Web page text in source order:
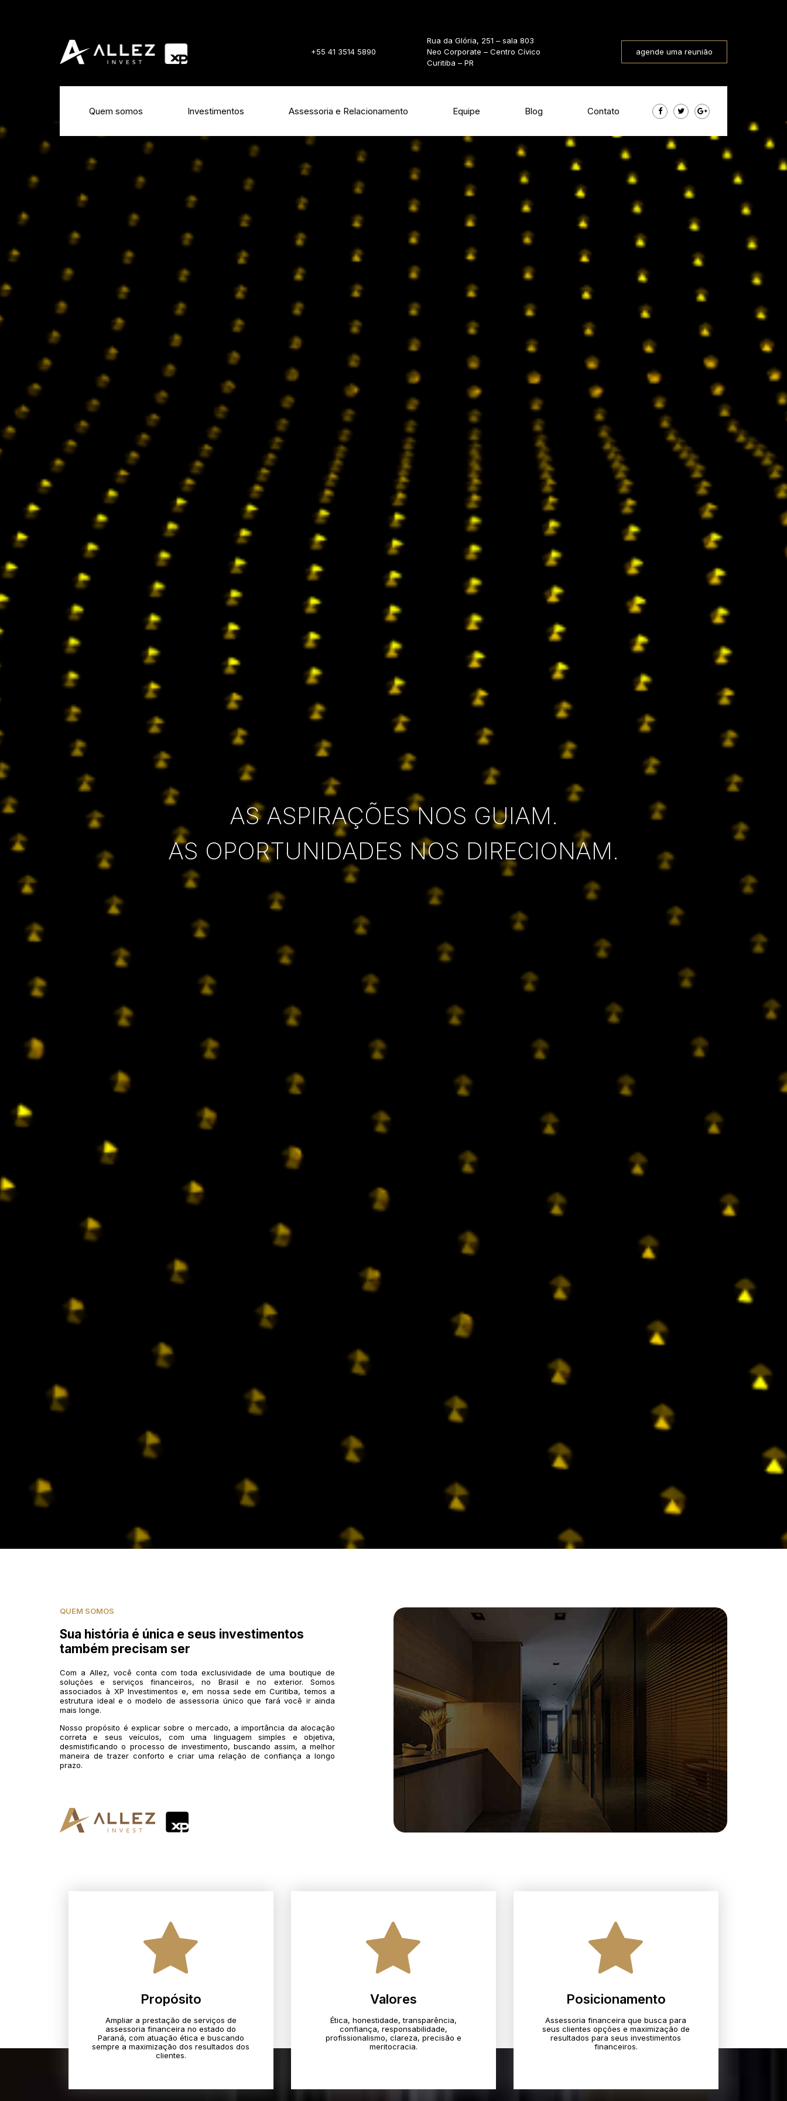
+55 41 3514 5890
Rua da Glória, 251 – sala 803
Neo Corporate – Centro Cívico
Curitiba – PR
agende uma reunião
Quem somos Investimentos Assessoria e Relacionamento Equipe Blog Contato
AS ASPIRAÇÕES NOS GUIAM.
AS OPORTUNIDADES NOS DIRECIONAM.
QUEM SOMOS
Sua história é única e seus investimentos
também precisam ser
Com a Allez, você conta com toda exclusividade de uma boutique de
soluções e serviços financeiros, no Brasil e no exterior. Somos
associados à XP Investimentos e, em nossa sede em Curitiba, temos a
estrutura ideal e o modelo de assessoria único que fará você ir ainda
mais longe.
Nosso propósito é explicar sobre o mercado, a importância da alocação
correta e seus veículos, com uma linguagem simples e objetiva,
desmistificando o processo de investimento, buscando assim, a melhor
maneira de trazer conforto e criar uma relação de confiança a longo
prazo.
Propósito
Ampliar a prestação de serviços de
assessoria financeira no estado do
Paraná, com atuação ética e buscando
sempre a maximização dos resultados dos
clientes.
Valores
Ética, honestidade, transparência,
confiança, responsabilidade,
profissionalismo, clareza, precisão e
meritocracia.​
Posicionamento
Assessoria financeira que busca para
seus clientes opções e maximização de
resultados para seus investimentos
financeiros.